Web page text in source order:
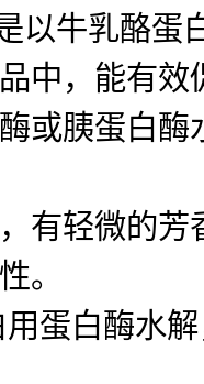
以牛乳酪蛋
中，能有
或胰蛋白酶
有轻微的
。
蛋白酶水